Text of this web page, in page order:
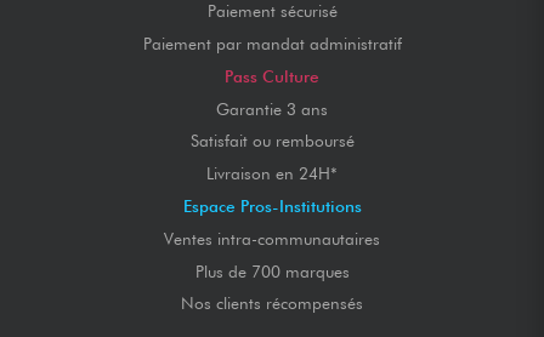
Paiement sécurisé
Paiement par mandat administratif
Pass Culture
Garantie 3 ans
Satisfait ou remboursé
Livraison en 24H*
Espace Pros-Institutions
Ventes intra-communautaires
Plus de 700 marques
Nos clients récompensés